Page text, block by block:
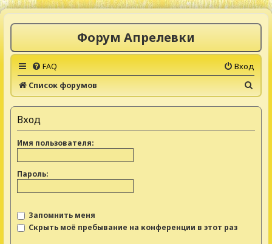
Форум Апрелевки
FAQ
Вход
Список форумов
о
с
Вход
Имя пользователя:
Пароль:
Запомнить меня
Скрыть моё пребывание на конференции в этот раз